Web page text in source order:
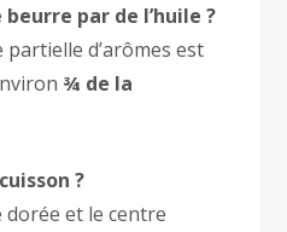
par de l’huile ?
d’arômes est
¾ de la
?
et le centre